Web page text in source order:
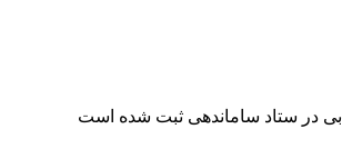
در ستاد ساماندهی ثبت شده است